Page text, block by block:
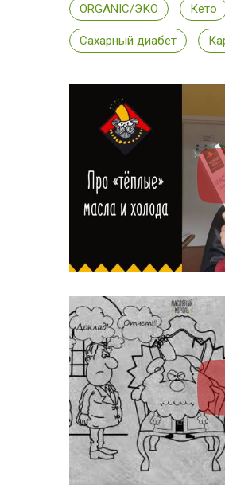
ORGANIC/ЭКО Кето
Сахарный диабет